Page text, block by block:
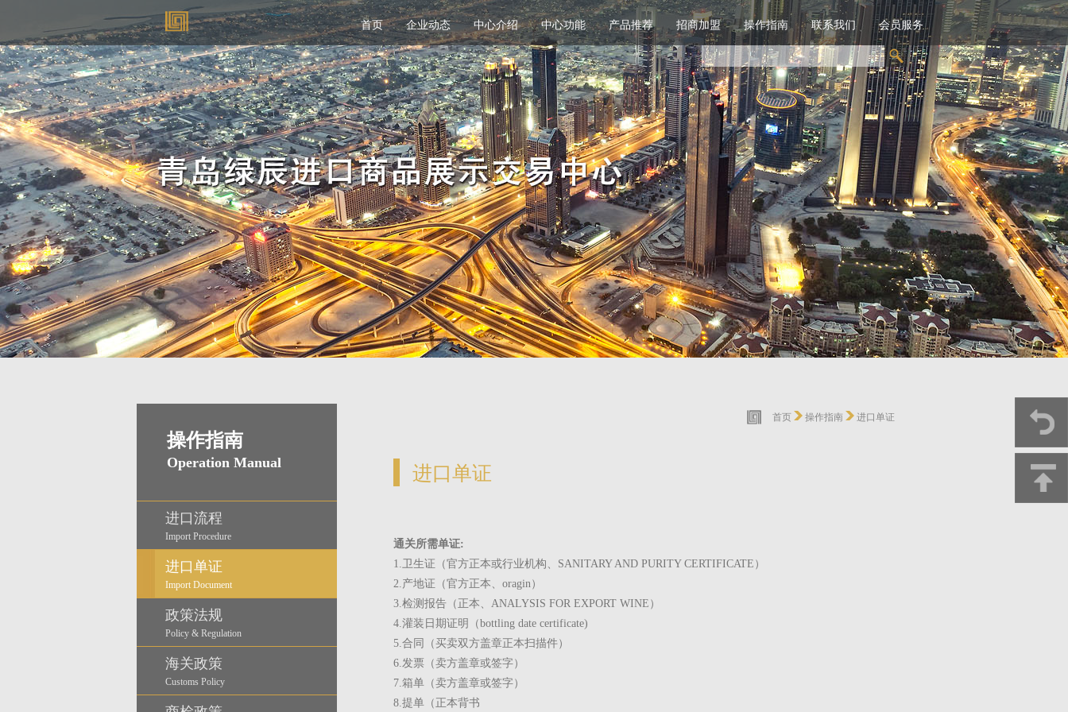
首页 企业动态 中心介绍 中心功能 产品推荐 招商加盟 操作指南 联系我们 会员服务
操作指南
Operation Manual
进口流程
Import Procedure
进口单证
Import Document
政策法规
Policy & Regulation
海关政策
Customs Policy
首页 操作指南 进口单证
进口单证
通关所需单证:
1.卫生证（官方正本或行业机构、 SANITARY AND PURITY CERTIFICATE ）
2.产地证（官方正本、 oragin）
3.检测报告（正本、 ANALYSIS FOR EXPORT WINE ）
4.灌装日期证明（bottling date certificate)
5.合同（买卖双方盖章正本扫描件）
6.发票（卖方盖章或签字）
7.箱单（卖方盖章或签字）
8.提单（正本背书